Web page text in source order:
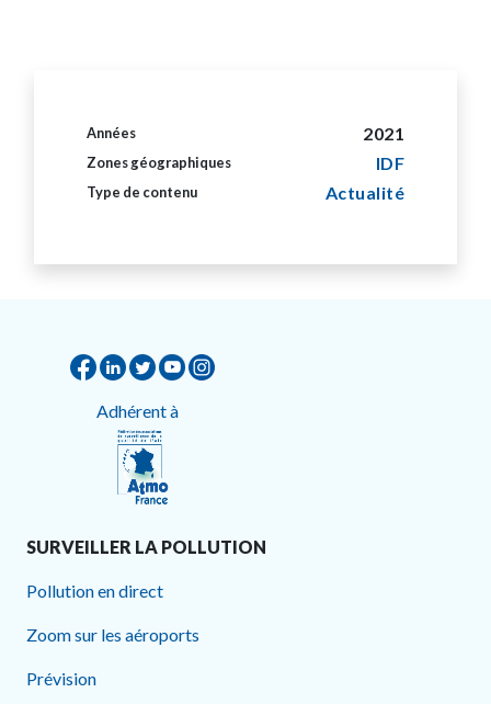
Années 2021
Zones géographiques IDF
Type de contenu Actualité
Adhérent à
SURVEILLER LA POLLUTION
Pollution en direct
Zoom sur les aéroports
Prévision